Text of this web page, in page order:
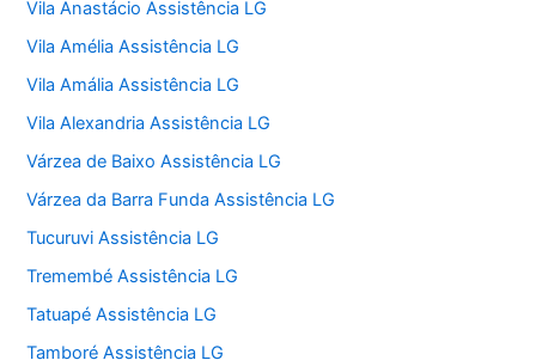
Vila Anastácio Assistência LG
Vila Amélia Assistência LG
Vila Amália Assistência LG
Vila Alexandria Assistência LG
Várzea de Baixo Assistência LG
Várzea da Barra Funda Assistência LG
Tucuruvi Assistência LG
Tremembé Assistência LG
Tatuapé Assistência LG
Tamboré Assistência LG